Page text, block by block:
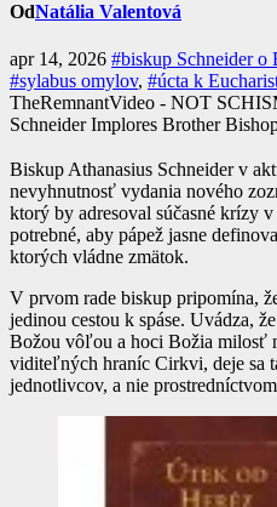
OdNatália Valentová
apr 14, 2026 #biskup Schneider o
#sylabus omylov, #úcta k
TheRemnantVideo - NOT
Schneider Implores Brother
Biskup Athanasius Schneider v
nevyhnutnosť vydania nového
ktorý by adresoval súčasné krízy
potrebné, aby pápež jasne
ktorých vládne zmätok.
V prvom rade biskup pripomína,
jedinou cestou k spáse. Uvádza,
Božou vôľou a hoci Božia milosť
viditeľných hraníc Cirkvi, deje sa
jednotlivcov, a nie